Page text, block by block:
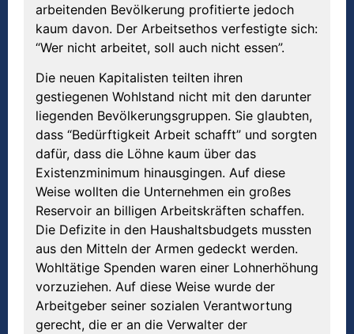
arbeitenden Bevölkerung profitierte jedoch
kaum davon. Der Arbeitsethos verfestigte sich:
“Wer nicht arbeitet, soll auch nicht essen”.
Die neuen Kapitalisten teilten ihren
gestiegenen Wohlstand nicht mit den darunter
liegenden Bevölkerungsgruppen. Sie glaubten,
dass “Bedürftigkeit Arbeit schafft” und sorgten
dafür, dass die Löhne kaum über das
Existenzminimum hinausgingen. Auf diese
Weise wollten die Unternehmen ein großes
Reservoir an billigen Arbeitskräften schaffen.
Die Defizite in den Haushaltsbudgets mussten
aus den Mitteln der Armen gedeckt werden.
Wohltätige Spenden waren einer Lohnerhöhung
vorzuziehen. Auf diese Weise wurde der
Arbeitgeber seiner sozialen Verantwortung
gerecht, die er an die Verwalter der